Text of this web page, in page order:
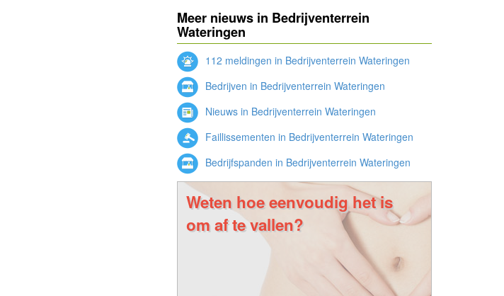
Meer nieuws in Bedrijventerrein
Wateringen
112 meldingen in Bedrijventerrein Wateringen
Bedrijven in Bedrijventerrein Wateringen
Nieuws in Bedrijventerrein Wateringen
Faillissementen in Bedrijventerrein Wateringen
Bedrijfspanden in Bedrijventerrein Wateringen
Weten hoe eenvoudig het is
om af te vallen?